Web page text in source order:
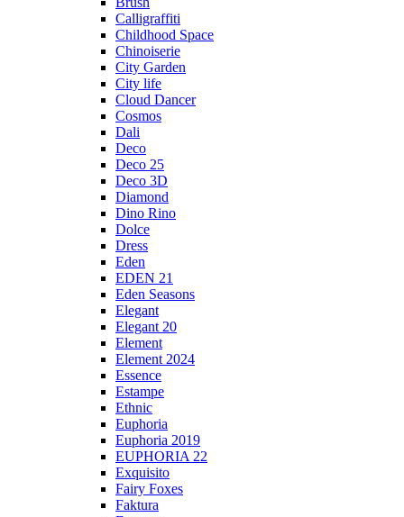
Calligraffiti
Childhood Space
Chinoiserie
City Garden
City life
Cloud Dancer
Cosmos
Dali
Deco
Deco 25
Deco 3D
Diamond
Dino Rino
Dolce
Dress
Eden
EDEN 21
Eden Seasons
Elegant
Elegant 20
Element
Element 2024
Essence
Estampe
Ethnic
Euphoria
Euphoria 2019
EUPHORIA 22
Exquisito
Fairy Foxes
Faktura